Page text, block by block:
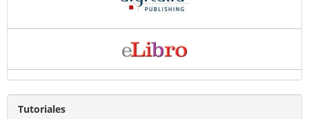
Tutoriales